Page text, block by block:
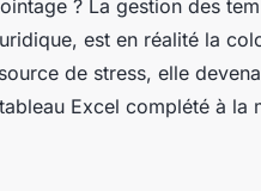
? La gestion des
est en réalité la
de stress, elle
Excel complété à la